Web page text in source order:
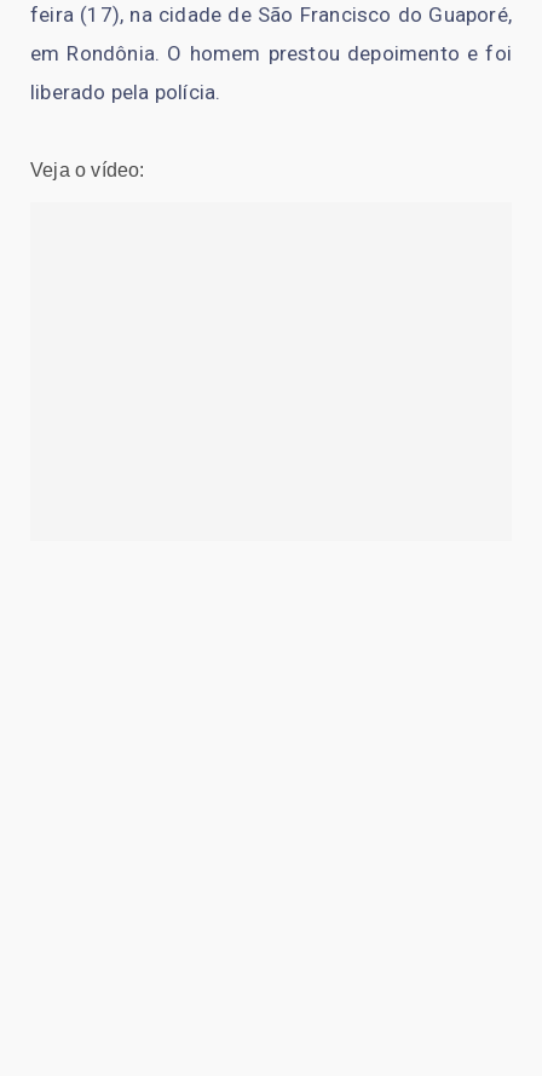
feira (17), na cidade de São Francisco do Guaporé,
em Rondônia. O homem prestou depoimento e foi
liberado pela polícia.
Veja o vídeo: